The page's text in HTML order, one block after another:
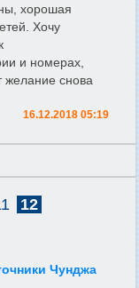
хорошая
Хочу
и номерах,
снова
16.12.2018 05:19
12
Чунджа